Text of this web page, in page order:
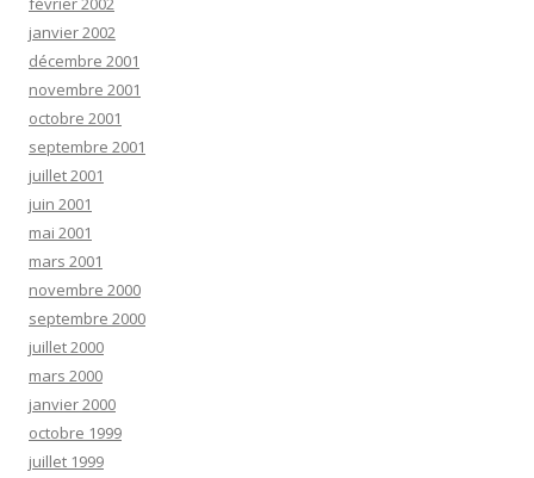
janvier 2002
décembre 2001
novembre 2001
octobre 2001
septembre 2001
juillet 2001
juin 2001
mai 2001
mars 2001
novembre 2000
septembre 2000
juillet 2000
mars 2000
janvier 2000
octobre 1999
juillet 1999